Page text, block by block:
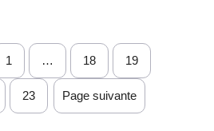
1 … 18 19
23 Page suivante